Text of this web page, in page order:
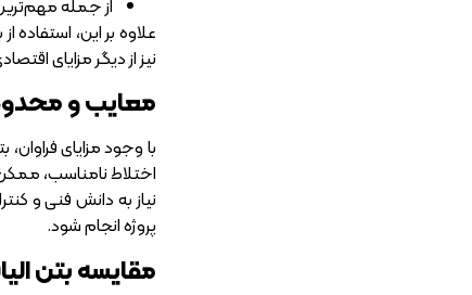
از جمله
علاوه بر این،
نیز از دیگر مزایای
معایب و
با وجود مزایای
اختلاط نامناسب،
نیاز به دانش فنی و
پروژه انجام شود.
مقایسه بتن